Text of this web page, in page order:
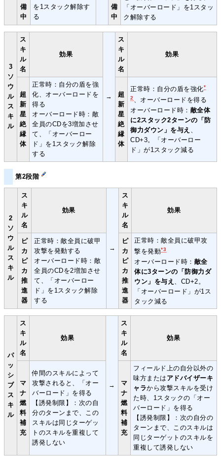
備
中
を1スタック解除す
る
備
中
「オーバーロード」を1スタッ
ク解除する
3
ソ
ウ
ル
ス
キ
ル
ス
キ
ル
名
効果
→
ス
キ
ル
名
効果
超
新
星
絶
縁
体
正常時：自分の盾を強
化、オーバーロードを
得る
オーバーロード時：敵
全員のCDを3増加させ
て、「オーバーロー
ド」を1スタック解除
する
超
新
星
絶
縁
体
正常時：自分の盾を強化*
2、オーバーロードを得る
オーバーロード時： 敵全体
に2スタック2ターンの「防
御力ダウン」を与え
CD+3。「オーバーロー
ド」が1スタック減る
第2段階
2
ソ
ウ
ル
ス
キ
ル
ス
キ
ル
名
効果
→
ス
キ
ル
名
効果
ピ
カ
ピ
カ
推
進
器
正常時：敵全員に破甲
攻撃を発動する
オーバーロード時：敵
全員のCDを2増加させ
て、「オーバーロー
ド」を1スタック解除
する
ピ
カ
ピ
カ
推
進
器
正常時：敵全員に破甲攻
撃を発動*3
オーバーロード時： 敵全
体に3ターンの「防御力ダ
ウン」を与え
、CD+2。
「オーバーロード」が1ス
タック減る
パ
ッ
シ
ブ
ス
キ
ル
ス
キ
ル
名
効果
→
ス
キ
ル
名
効果
マ
ナ
燃
料
補
充
仲間のスキルによって
攻撃されると、「オー
バーロード」を得る
【誘発制限】：次の自
分のターンまで、この
スキルは同じターゲッ
トのスキルを重複して
誘発しない
マ
ナ
燃
料
補
充
フィールド上の自分以外の
味方または アドバイザーキ
ャラから攻撃スキルを受け
た時、1スタックの「オー
バーロード」を得る
【誘発制限】：次の自分の
ターンまで、このスキルは
同じターゲットのスキルを
重複して誘発しない